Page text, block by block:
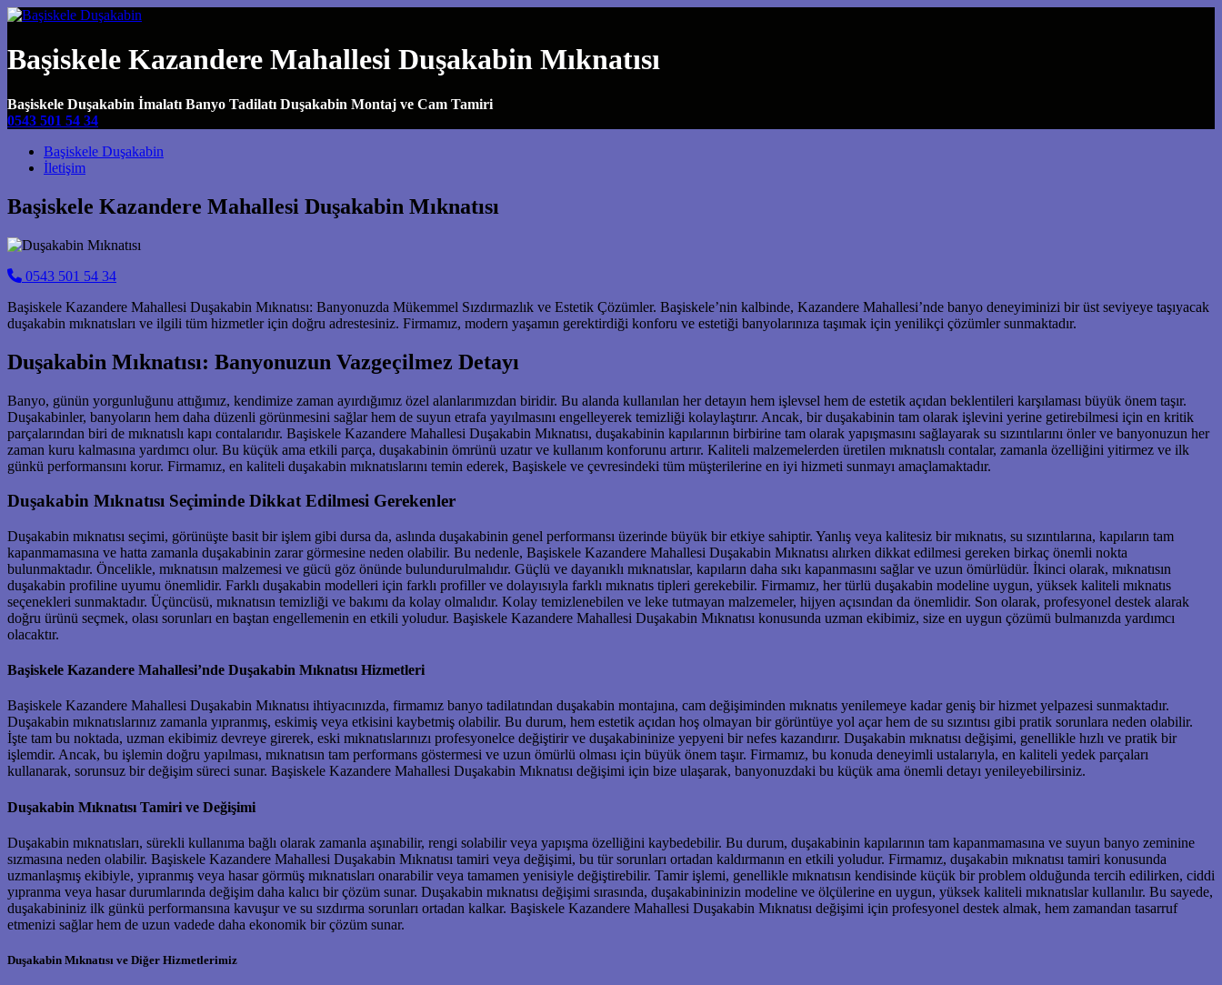
Başiskele Kazandere Mahallesi Duşakabin Mıknatısı
Başiskele Duşakabin İmalatı Banyo Tadilatı Duşakabin Montaj ve Cam Tamiri
0543 501 54 34
Main Navigation
Başiskele Duşakabin
İletişim
Başiskele Kazandere Mahallesi Duşakabin Mıknatısı
0543 501 54 34
Başiskele Kazandere Mahallesi Duşakabin Mıknatısı: Banyonuzda Mükemmel Sızdırmazlık ve Estetik Çözümler. Başiskele’nin kalbinde, Kazandere Mahallesi’nde banyo deneyiminizi bir üst seviyeye taşıyacak
duşakabin mıknatısları ve ilgili tüm hizmetler için doğru adrestesiniz. Firmamız, modern yaşamın gerektirdiği konforu ve estetiği banyolarınıza taşımak için yenilikçi çözümler sunmaktadır.
Duşakabin Mıknatısı: Banyonuzun Vazgeçilmez Detayı
Banyo, günün yorgunluğunu attığımız, kendimize zaman ayırdığımız özel alanlarımızdan biridir. Bu alanda kullanılan her detayın hem işlevsel hem de estetik açıdan beklentileri karşılaması büyük önem taşır.
Duşakabinler, banyoların hem daha düzenli görünmesini sağlar hem de suyun etrafa yayılmasını engelleyerek temizliği kolaylaştırır. Ancak, bir duşakabinin tam olarak işlevini yerine getirebilmesi için en kritik
parçalarından biri de mıknatıslı kapı contalarıdır. Başiskele Kazandere Mahallesi Duşakabin Mıknatısı, duşakabinin kapılarının birbirine tam olarak yapışmasını sağlayarak su sızıntılarını önler ve banyonuzun her
zaman kuru kalmasına yardımcı olur. Bu küçük ama etkili parça, duşakabinin ömrünü uzatır ve kullanım konforunu artırır. Kaliteli malzemelerden üretilen mıknatıslı contalar, zamanla özelliğini yitirmez ve ilk
günkü performansını korur. Firmamız, en kaliteli duşakabin mıknatıslarını temin ederek, Başiskele ve çevresindeki tüm müşterilerine en iyi hizmeti sunmayı amaçlamaktadır.
Duşakabin Mıknatısı Seçiminde Dikkat Edilmesi Gerekenler
Duşakabin mıknatısı seçimi, görünüşte basit bir işlem gibi dursa da, aslında duşakabinin genel performansı üzerinde büyük bir etkiye sahiptir. Yanlış veya kalitesiz bir mıknatıs, su sızıntılarına, kapıların tam
kapanmamasına ve hatta zamanla duşakabinin zarar görmesine neden olabilir. Bu nedenle, Başiskele Kazandere Mahallesi Duşakabin Mıknatısı alırken dikkat edilmesi gereken birkaç önemli nokta
bulunmaktadır. Öncelikle, mıknatısın malzemesi ve gücü göz önünde bulundurulmalıdır. Güçlü ve dayanıklı mıknatıslar, kapıların daha sıkı kapanmasını sağlar ve uzun ömürlüdür. İkinci olarak, mıknatısın
duşakabin profiline uyumu önemlidir. Farklı duşakabin modelleri için farklı profiller ve dolayısıyla farklı mıknatıs tipleri gerekebilir. Firmamız, her türlü duşakabin modeline uygun, yüksek kaliteli mıknatıs
seçenekleri sunmaktadır. Üçüncüsü, mıknatısın temizliği ve bakımı da kolay olmalıdır. Kolay temizlenebilen ve leke tutmayan malzemeler, hijyen açısından da önemlidir. Son olarak, profesyonel destek alarak
doğru ürünü seçmek, olası sorunları en baştan engellemenin en etkili yoludur. Başiskele Kazandere Mahallesi Duşakabin Mıknatısı konusunda uzman ekibimiz, size en uygun çözümü bulmanızda yardımcı
olacaktır.
Başiskele Kazandere Mahallesi’nde Duşakabin Mıknatısı Hizmetleri
Başiskele Kazandere Mahallesi Duşakabin Mıknatısı ihtiyacınızda, firmamız banyo tadilatından duşakabin montajına, cam değişiminden mıknatıs yenilemeye kadar geniş bir hizmet yelpazesi sunmaktadır.
Duşakabin mıknatıslarınız zamanla yıpranmış, eskimiş veya etkisini kaybetmiş olabilir. Bu durum, hem estetik açıdan hoş olmayan bir görüntüye yol açar hem de su sızıntısı gibi pratik sorunlara neden olabilir.
İşte tam bu noktada, uzman ekibimiz devreye girerek, eski mıknatıslarınızı profesyonelce değiştirir ve duşakabininize yepyeni bir nefes kazandırır. Duşakabin mıknatısı değişimi, genellikle hızlı ve pratik bir
işlemdir. Ancak, bu işlemin doğru yapılması, mıknatısın tam performans göstermesi ve uzun ömürlü olması için büyük önem taşır. Firmamız, bu konuda deneyimli ustalarıyla, en kaliteli yedek parçaları
kullanarak, sorunsuz bir değişim süreci sunar. Başiskele Kazandere Mahallesi Duşakabin Mıknatısı değişimi için bize ulaşarak, banyonuzdaki bu küçük ama önemli detayı yenileyebilirsiniz.
Duşakabin Mıknatısı Tamiri ve Değişimi
Duşakabin mıknatısları, sürekli kullanıma bağlı olarak zamanla aşınabilir, rengi solabilir veya yapışma özelliğini kaybedebilir. Bu durum, duşakabinin kapılarının tam kapanmamasına ve suyun banyo zeminine
sızmasına neden olabilir. Başiskele Kazandere Mahallesi Duşakabin Mıknatısı tamiri veya değişimi, bu tür sorunları ortadan kaldırmanın en etkili yoludur. Firmamız, duşakabin mıknatısı tamiri konusunda
uzmanlaşmış ekibiyle, yıpranmış veya hasar görmüş mıknatısları onarabilir veya tamamen yenisiyle değiştirebilir. Tamir işlemi, genellikle mıknatısın kendisinde küçük bir problem olduğunda tercih edilirken, ciddi
yıpranma veya hasar durumlarında değişim daha kalıcı bir çözüm sunar. Duşakabin mıknatısı değişimi sırasında, duşakabininizin modeline ve ölçülerine en uygun, yüksek kaliteli mıknatıslar kullanılır. Bu sayede,
duşakabininiz ilk günkü performansına kavuşur ve su sızdırma sorunları ortadan kalkar. Başiskele Kazandere Mahallesi Duşakabin Mıknatısı değişimi için profesyonel destek almak, hem zamandan tasarruf
etmenizi sağlar hem de uzun vadede daha ekonomik bir çözüm sunar.
Duşakabin Mıknatısı ve Diğer Hizmetlerimiz